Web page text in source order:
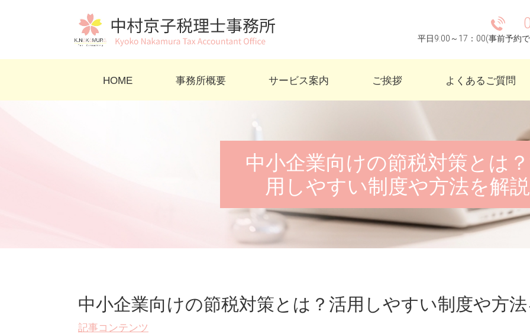
中小企業向けの節税対策とは
用しやすい制度や方法を解説
平日9:00～17：00(事前予約
HOME 事務所概要 サービス案内 ご挨拶 よくあるご質問
中小企業向けの節税対策とは？活用しやすい制度や方
記事コンテンツ